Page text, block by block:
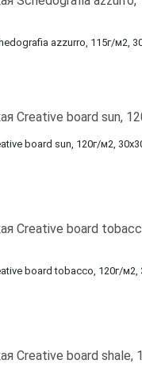
azzurro, 115г/м2,
board sun, 120г/м2,
board tobacco, 120г/м2,